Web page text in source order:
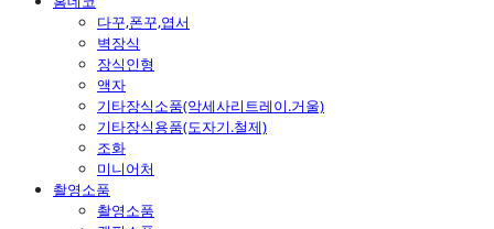
다꾸,폰꾸,엽서
벽장식
장식인형
액자
기타장식소품(악세사리트레이.거울)
기타장식용품(도자기.철제)
조화
미니어처
촬영소품
촬영소품